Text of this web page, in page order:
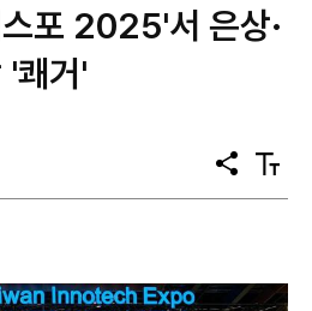
포 2025'서 은상·
'쾌거'
공
유
텍
스